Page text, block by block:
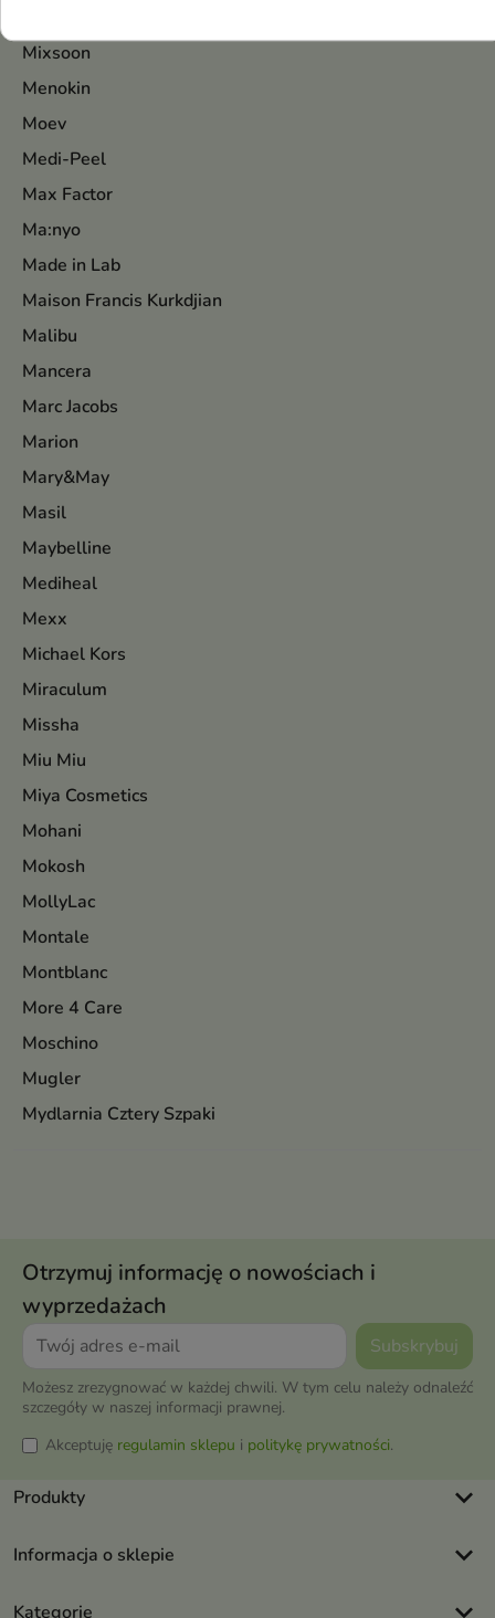
Mixsoon
Menokin
Moev
Medi-Peel
Max Factor
Ma:nyo
Made in Lab
Maison Francis Kurkdjian
Malibu
Mancera
Marc Jacobs
Marion
Mary&May
Masil
Maybelline
Mediheal
Mexx
Michael Kors
Miraculum
Missha
Miu Miu
Miya Cosmetics
Mohani
Mokosh
MollyLac
Montale
Montblanc
More 4 Care
Moschino
Mugler
Mydlarnia Cztery Szpaki
Otrzymuj informację o nowościach i
wyprzedażach
Możesz zrezygnować w każdej chwili. W tym celu należy odnaleźć
szczegóły w naszej informacji prawnej.
Akceptuję regulamin sklepu i politykę prywatności.
Produkty keyboard_arrow_down
Informacja o sklepie keyboard_arrow_down
Kategorie